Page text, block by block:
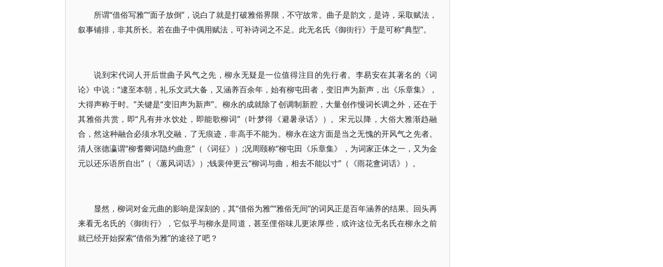
所谓“借俗写雅”“面子放倒”，说白了就是打破雅俗界限，不守故常。曲子是韵文，是诗，采取赋法，
叙事铺排，非其所长。若在曲子中偶用赋法，可补诗词之不足。此无名氏《御街行》于是可称“典型”。
说到宋代词人开后世曲子风气之先，柳永无疑是一位值得注目的先行者。李易安在其著名的《词
论》中说：“逮至本朝，礼乐文武大备，又涵养百余年，始有柳屯田者，变旧声为新声，出《乐章集》，
大得声称于时。”关键是“变旧声为新声”。柳永的成就除了创调制新腔，大量创作慢词长调之外，还在于
其雅俗共赏，即“凡有井水饮处，即能歌柳词”（叶梦得《避暑录话》）。宋元以降，大俗大雅渐趋融
合，然这种融合必须水乳交融，了无痕迹，非高手不能为。柳永在这方面是当之无愧的开风气之先者。
清人张德瀛谓“柳耆卿词隐约曲意”（《词征》）;况周颐称“柳屯田《乐章集》，为词家正体之一，又为金
元以还乐语所自出”（《蕙风词话》）;钱裴仲更云“柳词与曲，相去不能以寸”（《雨花盦词话》）。
显然，柳词对金元曲的影响是深刻的，其“借俗为雅”“雅俗无间”的词风正是百年涵养的结果。回头再
来看无名氏的《御街行》，它似乎与柳永是同道，甚至俚俗味儿更浓厚些，或许这位无名氏在柳永之前
就已经开始探索“借俗为雅”的途径了吧？